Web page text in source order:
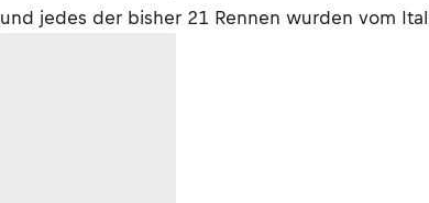
und jedes der bisher 21 Rennen wurden vom